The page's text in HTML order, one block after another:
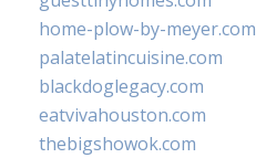
home-plow-by-meyer.com
palatelatincuisine.com
blackdoglegacy.com
eatvivahouston.com
thebigshowok.com